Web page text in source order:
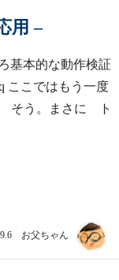
用 –
基本的な動作検証
ここではもう一度
そう。まさに ト
お父ちゃん